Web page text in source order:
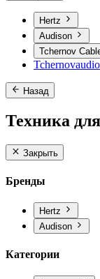
Hertz
Audison
Tchernov
Tchernovaudio
Назад
Техника
Закрыть
Бренды
Hertz
Audison
Категории